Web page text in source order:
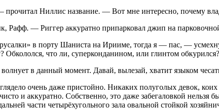
Ниллис название. — Вот мне интересно, почему
Рафф. — Риггер аккуратно припарковал джип на
в порту Шаниста на Ирииме, тогда я — пас, —
Обкололся, что ли, суперконданином, или глинтом обкурился?
в данный момент. Давай, вылезай, хватит языком
очень даже пристойно. Никаких полуголых девок,
и аккуратно. Собственно, это даже забегаловкой
части четырёхугольного зала овальной стойкой